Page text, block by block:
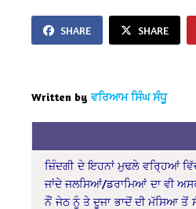
SHARE SHARE
Written by ਵਰਿਆਮ ਸਿੰਘ ਸੰਧੂ
ਜ਼ਿੰਦਗੀ ਦੇ ਇਹਨਾਂ ਮੁਢਲੇ ਵਰ੍ਹਿਆਂ
ਜਾਂਦੇ ਜਲਸਿਆਂ/ਡਰਾਮਿਆਂ ਦਾ ਵੀ
ਨੌਂ ਜੇਠ ਨੂੰ ਤੇ ਦੂਜਾ ਭਾਦੋਂ ਦੀ ਮੱਸਿਆ